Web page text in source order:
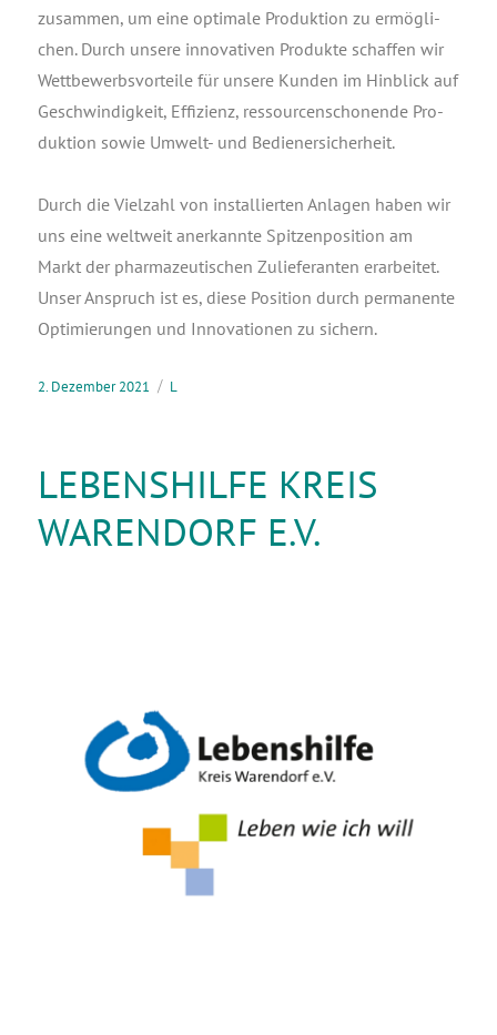
zusam­men, um eine opti­ma­le Pro­duk­ti­on zu ermög­li­
chen. Durch unse­re inno­va­ti­ven Pro­duk­te schaf­fen wir
Wett­be­werbs­vor­tei­le für unse­re Kun­den im Hin­blick auf
Geschwin­dig­keit, Effi­zi­enz, res­sour­cen­scho­nen­de Pro­
duk­ti­on sowie Umwelt- und Bedienersicherheit.
Durch die Viel­zahl von instal­lier­ten Anla­gen haben wir
uns eine welt­weit aner­kann­te Spit­zen­po­si­ti­on am
Markt der phar­ma­zeu­ti­schen Zulie­fe­ran­ten erar­bei­tet.
Unser Anspruch ist es, die­se Posi­ti­on durch per­ma­nen­te
Opti­mie­run­gen und Inno­va­tio­nen zu sichern.
2. Dezember 2021 L
LEBENSHILFE KREIS
WARENDORF E.V.